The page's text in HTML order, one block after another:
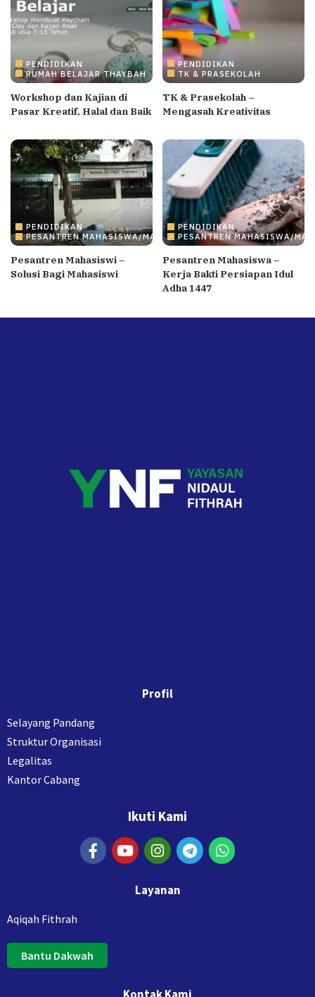
PENDIDIKAN
RUMAH BELAJAR THAYBAH
Workshop dan Kajian di
Pasar Kreatif, Halal dan Baik
PENDIDIKAN
TK & PRASEKOLAH
TK & Prasekolah –
Mengasah Kreativitas
PENDIDIKAN
PESANTREN MAHASISWA/MAHASISWI
Pesantren Mahasiswi –
Solusi Bagi Mahasiswi
PENDIDIKAN
PESANTREN MAHASISWA/
Pesantren Mahasiswa –
Kerja Bakti Persiapan Idul
Adha 1447
Profil
Selayang Pandang
Struktur Organisasi
Legalitas
Kantor Cabang
Ikuti Kami
Layanan
Aqiqah Fithrah
Bantu Dakwah